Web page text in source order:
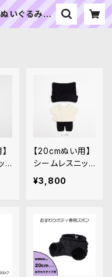
いぐるみの
地・材料の通
ト
【20cmぬい用】
シームレスニット
ルームウェアセ
ット（ブラック＆
¥3,800